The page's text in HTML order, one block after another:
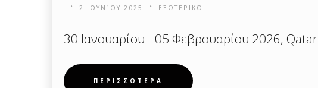
2 ΙΟΥΝΊΟΥ 2025 ΕΞΩΤΕΡΙΚΌ
30 Ιανουαρίου - 05 Φεβρουαρίου 2026, Qatar
ΠΕΡΙΣΣΟΤΕΡΑ